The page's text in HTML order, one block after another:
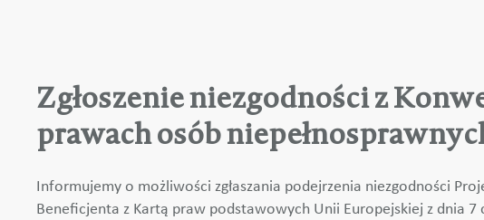
Zgłoszenie niezgodności z
prawach osób
Informujemy o możliwości zgłaszania podejrzenia niezgodności
Beneficjenta z Kartą praw podstawowych Unii Europejskiej z dnia 7